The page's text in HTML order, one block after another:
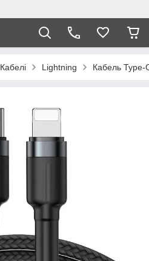
Кабелі Lightning Кабель